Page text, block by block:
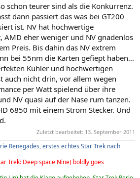
schon teurer sind als die Konkurrenz.
dann passiert das was bei GT200
ist. NV hat hochwertige
AMD eher weniger und NV gnadenlos
Preis. Bis dahin das NV extrem
bei 55nm die Karten gefiept haben...
Kühler und hochwertigen
auch nicht drin, vor allem wegen
per Watt spielend über ihre
NV quasi auf der Nase rum tanzen.
6850 mit einem Strom Stecker. Und
Zuletzt bearbeitet: 13. September 2011
Renegades, erstes echtes Star Trek nach
Trek: Deep space Nine) boldly goes